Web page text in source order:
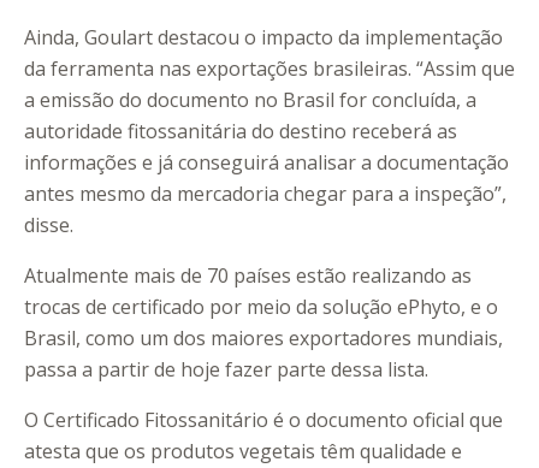
Ainda, Goulart destacou o impacto da implementação
da ferramenta nas exportações brasileiras. “Assim que
a emissão do documento no Brasil for concluída, a
autoridade fitossanitária do destino receberá as
informações e já conseguirá analisar a documentação
antes mesmo da mercadoria chegar para a inspeção”,
disse.
Atualmente mais de 70 países estão realizando as
trocas de certificado por meio da solução ePhyto, e o
Brasil, como um dos maiores exportadores mundiais,
passa a partir de hoje fazer parte dessa lista.
O Certificado Fitossanitário é o documento oficial que
atesta que os produtos vegetais têm qualidade e